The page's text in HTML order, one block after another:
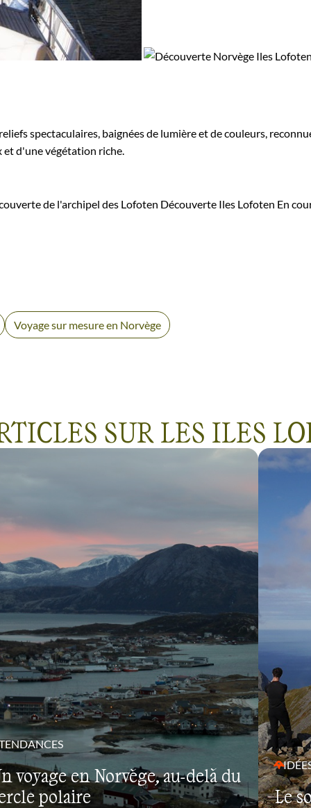
spectaculaires, baignées de lumière et de couleurs,
d'une végétation riche.
de l'archipel des Lofoten Découverte Iles Lofoten En
Voyage sur mesure en Norvège
SUR LES ILES
voyage en Norvège, au-delà du
polaire
Le